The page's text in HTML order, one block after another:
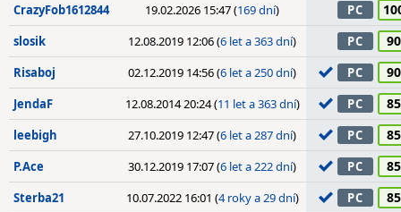
CrazyFob1612844 19.02.2026 15:47 (169 dní) PC
slosik 12.08.2019 12:06 (6 let a 363 dní) PC 90
Risaboj 02.12.2019 14:56 (6 let a 250 dní) PC 90
JendaF 12.08.2014 20:24 (11 let a 363 dní) PC 85
leebigh 27.10.2019 12:47 (6 let a 287 dní) PC 85
P.Ace 30.12.2019 17:07 (6 let a 222 dní) PC 85
Sterba21 10.07.2022 16:01 (4 roky a 29 dní) PC 85